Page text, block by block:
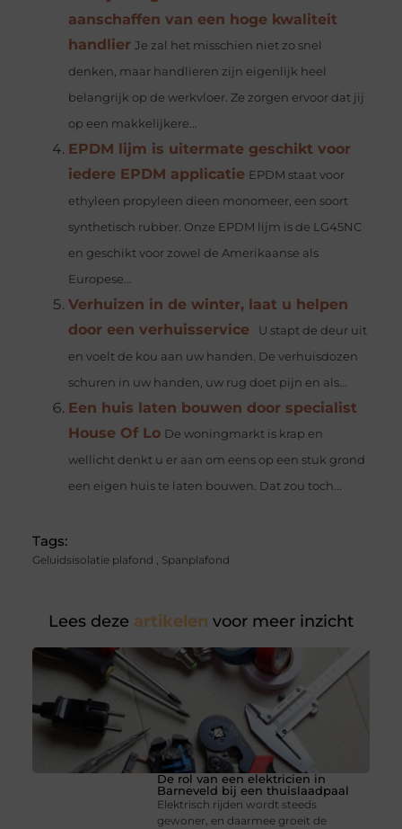
aanschaffen van een hoge kwaliteit
handlier Je zal het misschien niet zo snel
denken, maar handlieren zijn eigenlijk heel
belangrijk op de werkvloer. Ze zorgen ervoor dat jij
op een makkelijkere...
EPDM lijm is uitermate geschikt voor
iedere EPDM applicatie EPDM staat voor
ethyleen propyleen dieen monomeer, een soort
synthetisch rubber. Onze EPDM lijm is de LG45NC
en geschikt voor zowel de Amerikaanse als
Europese...
Verhuizen in de winter, laat u helpen
door een verhuisservice
U stapt de deur uit
en voelt de kou aan uw handen. De verhuisdozen
schuren in uw handen, uw rug doet pijn en als...
Een huis laten bouwen door specialist
House Of Lo De woningmarkt is krap en
wellicht denkt u er aan om eens op een stuk grond
een eigen huis te laten bouwen. Dat zou toch...
Tags:
Geluidsisolatie plafond , Spanplafond
Lees deze artikelen voor meer inzicht
De rol van een elektricien in
Barneveld bij een thuislaadpaal
Elektrisch rijden wordt steeds
gewoner, en daarmee groeit de